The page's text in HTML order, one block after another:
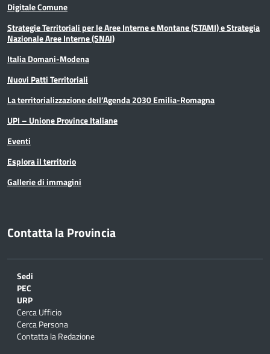
Digitale Comune
Strategie Territoriali per le Aree Interne e Montane (STAMI) e Strategia
Nazionale Aree Interne (SNAI)
Italia Domani-Modena
Nuovi Patti Territoriali
La territorializzazione dell’Agenda 2030 Emilia-Romagna
UPI – Unione Province Italiane
Eventi
Esplora il territorio
Gallerie di immagini
Contatta la Provincia
Sedi
PEC
URP
Cerca Ufficio
Cerca Persona
Contatta la Redazione